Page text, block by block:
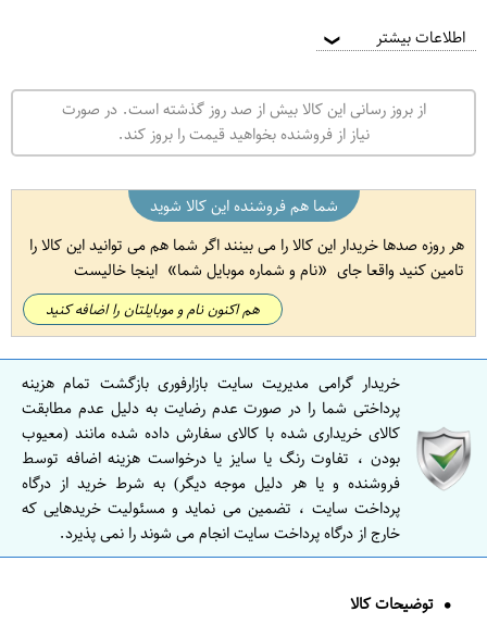
اطلاعات بیشتر ❯
از بروز رسانی این کالا بیش از صد روز گذشته است. در صورت
نیاز از فروشنده بخواهید قیمت را بروز کند.
شما هم فروشنده این کالا شوید
هر روزه صدها خریدار این کالا را می بینند اگر شما هم می توانید این کالا را
تامین کنید واقعا جای
نام و شماره موبایل شما اینجا خالیست
هم اکنون نام و موبایلتان را اضافه کنید
خریدار گرامی مدیریت سایت بازارفوری بازگشت تمام هزینه
پرداختی شما را در صورت عدم رضایت به دلیل عدم مطابقت
کالای خریداری شده با کالای سفارش داده شده مانند (معیوب
بودن ، تفاوت رنگ یا سایز یا درخواست هزینه اضافه توسط
فروشنده و یا هر دلیل موجه دیگر) به شرط خرید از درگاه
پرداخت سایت ، تضمین می نماید و مسئولیت خریدهایی که
خارج از درگاه پرداخت سایت انجام می شوند را نمی پذیرد.
توضیحات کالا